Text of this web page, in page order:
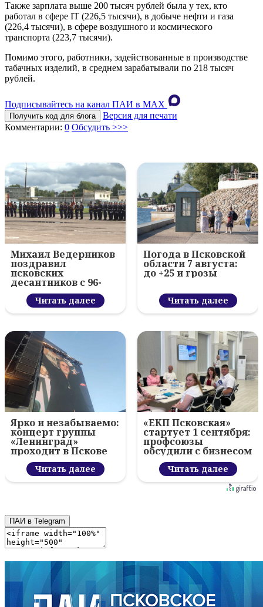
Также зарплата выше 200 тысяч рублей была у тех, кто
работал в сфере IT (226,5 тысячи), в добыче нефти и газа
(226,4 тысячи), в сфере воздушного и космического
транспорта (223,7 тысячи).
Помимо этого, работники, задействованные в производстве
табачных изделий, в среднем зарабатывали по 218 тысяч
рублей.
Подписывайтесь на канал ПАИ в MAХ
Получить код для блога
Версия для печати
Комментарии: 0 Обсудить >>>
Михаил Ведерников
поздравил
псковских
десантников с 96-
летием ВДВ и
вручил награды
Читать далее
Погода в Псковской
области 7 августа:
до +25 и грозы
Читать далее
Ярко и незабываемо:
концерт группы
«Ленинград»
проходит в Пскове
Читать далее
«ЕКП Псковская»
стартует 1 сентября:
профсоюзы
обсудили с бизнесом
новый цифровой
проектЧитать далее
ПАИ в Telegram